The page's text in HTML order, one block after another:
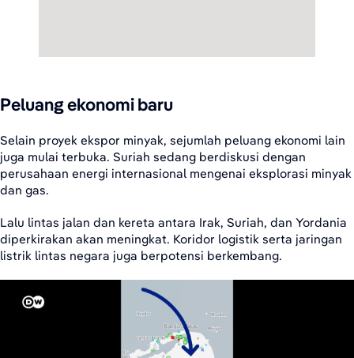
Peluang ekonomi baru
Selain proyek ekspor minyak, sejumlah peluang ekonomi lain
juga mulai terbuka. Suriah sedang berdiskusi dengan
perusahaan energi internasional mengenai eksplorasi minyak
dan gas.
Lalu lintas jalan dan kereta antara Irak, Suriah, dan Yordania
diperkirakan akan meningkat. Koridor logistik serta jaringan
listrik lintas negara juga berpotensi berkembang.